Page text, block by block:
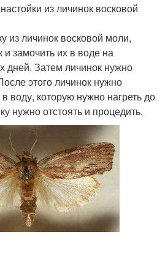
из личинок восковой
из личинок восковой моли,
и замочить их в воде на
дней. Затем личинок нужно
этого личинок нужно
воду, которую нужно нагреть до
нужно отстоять и процедить.